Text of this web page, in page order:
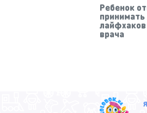
Ребенок
принимать
врача